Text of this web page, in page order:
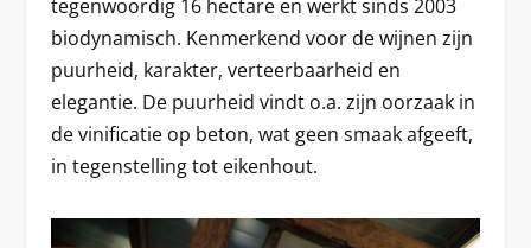
tegenwoordig 16 hectare en werkt sinds 2003
biodynamisch. Kenmerkend voor de wijnen zijn
puurheid, karakter, verteerbaarheid en
elegantie. De puurheid vindt o.a. zijn oorzaak in
de vinificatie op beton, wat geen smaak afgeeft,
in tegenstelling tot eikenhout.